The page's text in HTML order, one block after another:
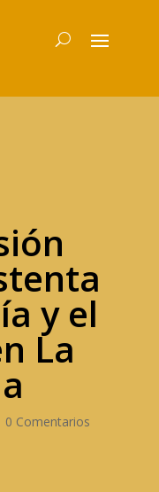
y el
La
0 Comentarios